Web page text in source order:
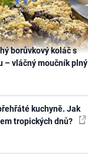
borůvkový koláč s
– vláčný moučník plný
kuchyně. Jak
tropických dnů?